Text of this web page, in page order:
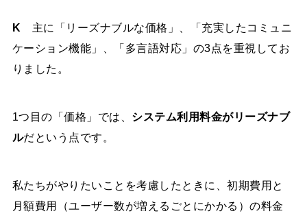
K 主に「リーズナブルな価格」、「充実したコミュニ
ケーション機能」、「多言語対応」の3点を重視してお
りました。
1つ目の「価格」では、 システム利用料金がリーズナブ
ルだという点です。
私たちがやりたいことを考慮したときに、初期費用と
月額費用（ユーザー数が増えるごとにかかる）の料金